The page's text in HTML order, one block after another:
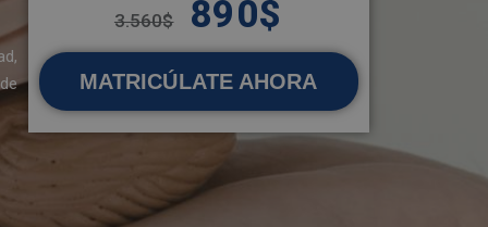
3.560$ 890$
MATRICÚLATE AHORA